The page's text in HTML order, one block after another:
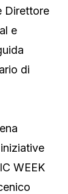
Direttore
e
di
WEEK